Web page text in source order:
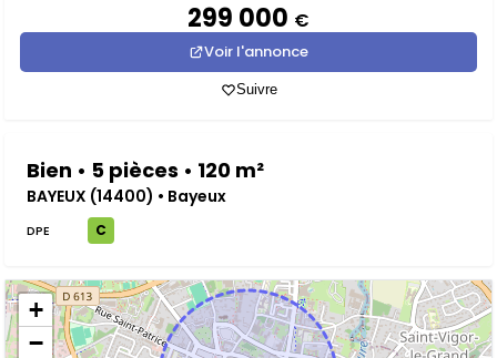
299 000 €
Voir l'annonce
Suivre
Bien • 5 pièces • 120 m²
BAYEUX (14400) • Bayeux
DPE C
+
−